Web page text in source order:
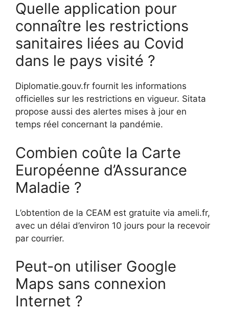
Quelle application pour
connaître les restrictions
sanitaires liées au Covid
dans le pays visité ?
Diplomatie.gouv.fr fournit les informations
officielles sur les restrictions en vigueur. Sitata
propose aussi des alertes mises à jour en
temps réel concernant la pandémie.
Combien coûte la Carte
Européenne d’Assurance
Maladie ?
L’obtention de la CEAM est gratuite via ameli.fr,
avec un délai d’environ 10 jours pour la recevoir
par courrier.
Peut-on utiliser Google
Maps sans connexion
Internet ?